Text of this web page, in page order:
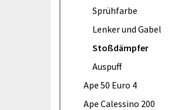
Sprühfarbe
Lenker und Gabel
Stoßdämpfer
Auspuff
Ape 50 Euro 4
Ape Calessino 200